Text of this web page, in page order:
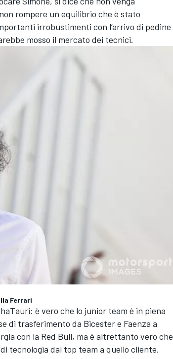
rompere un equilibrio che è stato
irrobustimenti con l’arrivo di pedine
mosso il mercato dei tecnici.
Ferrari
è vero che lo junior team è in piena
di trasferimento da Bicester e Faenza a
con la Red Bull, ma è altrettanto vero che
tecnologia dal top team a quello cliente.